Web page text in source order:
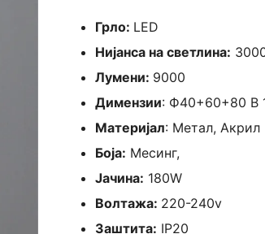
Грло: LED
Нијанса на светлина:
Лумени: 9000
Димензии: Ф40+60+80 В
Материјал: Метал, Акрил
Боја: Месинг,
Јачина: 180W
Волтажа: 220-240v
Заштита: IP20